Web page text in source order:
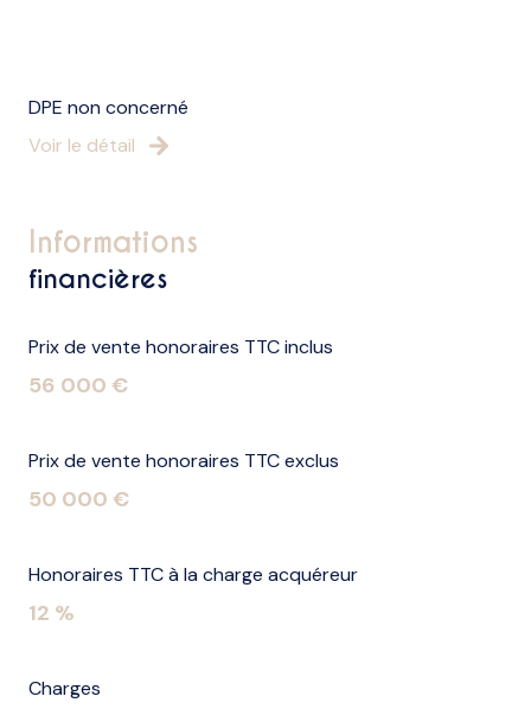
DPE non concerné
Voir le détail
informations
financières
Prix de vente honoraires TTC inclus
56 000 €
Prix de vente honoraires TTC exclus
50 000 €
Honoraires TTC à la charge acquéreur
12 %
Charges